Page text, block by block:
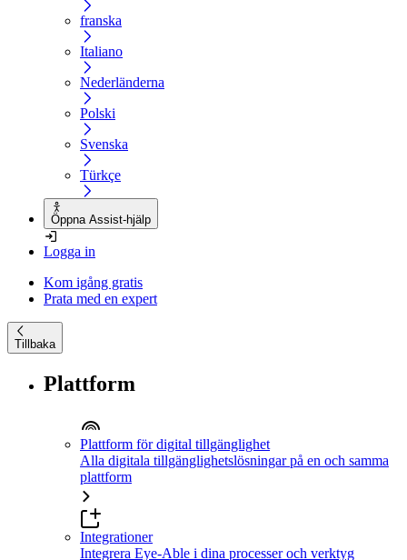
franska
Italiano
Nederländerna
Polski
Svenska
Türkçe
Öppna Assist-hjälp
Logga in
Kom igång gratis
Prata med en expert
Tillbaka
Plattform
Plattform för digital tillgänglighet
Alla digitala tillgänglighetslösningar på en och samma
plattform
Integrationer
Integrera Eye-Able i dina processer och verktyg